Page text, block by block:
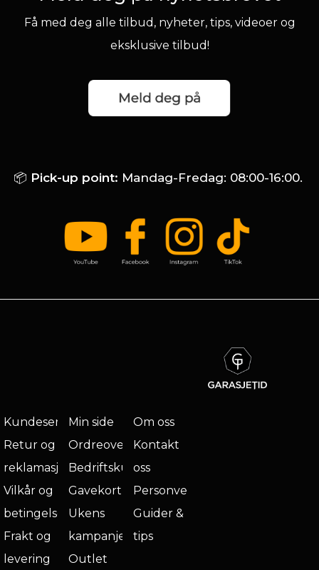
Få med deg alle tilbud, nyheter, tips, videoer og
eksklusive tilbud!
📦 Pick-up point: Mandag-Fredag: 08:00-16:00.
Kundeservice
Retur og
reklamasjon
Vilkår og
betingelser
Frakt og
levering
Min side
Ordreoversikt
Bedriftskunde
Gavekort
Ukens
kampanje
Outlet
Om oss
Kontakt
oss
Personvern
Guider &
tips